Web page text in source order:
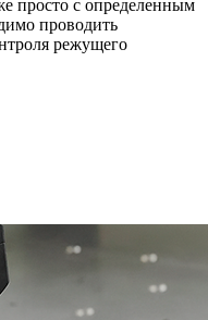
просто с определенным
проводить
режущего